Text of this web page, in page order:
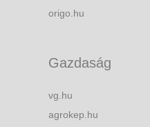
origo.hu
Gazdaság
vg.hu
agrokep.hu